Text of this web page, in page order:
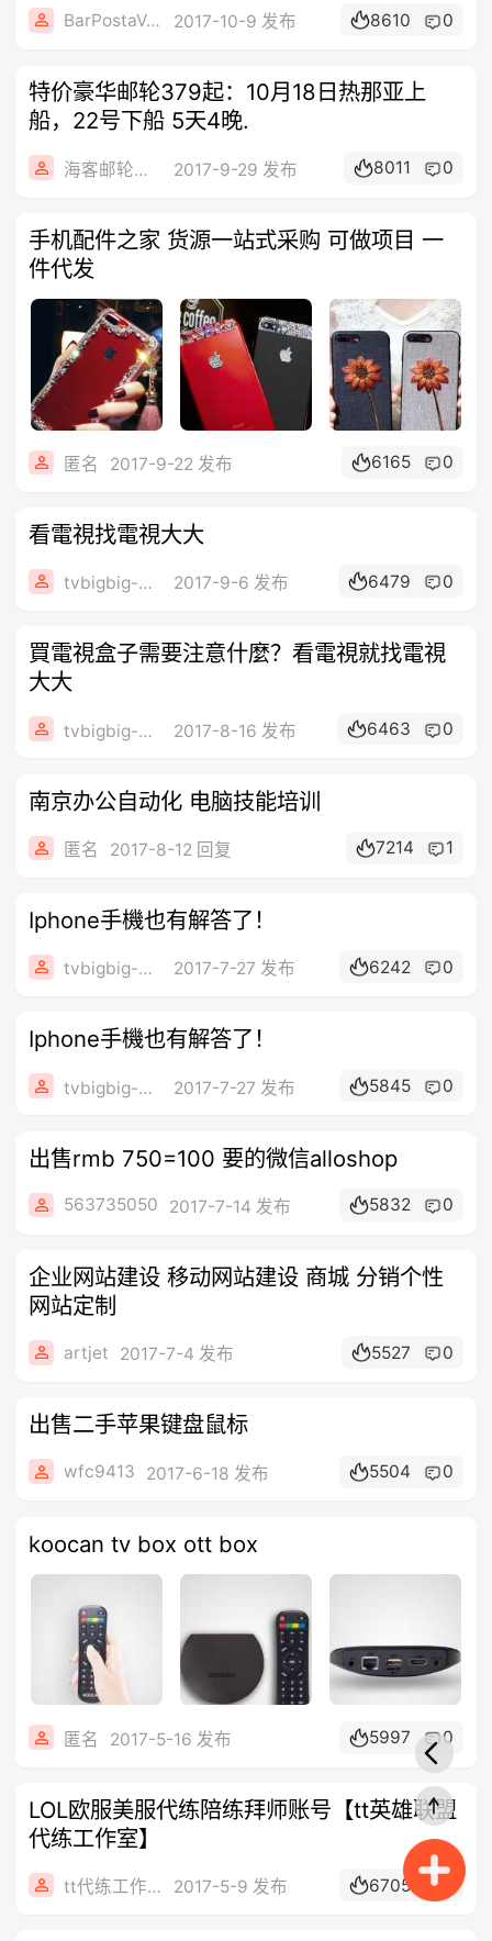
BarPostaVecchia 2017-10-9 发布 8610 0
特价豪华邮轮379起：10月18日热那亚上
船，22号下船 5天4晚.
海客邮轮旅行社 2017-9-29 发布 8011 0
手机配件之家 货源一站式采购 可做项目 一
件代发
匿名 2017-9-22 发布 6165 0
看電視找電視大大
tvbigbig-看台灣 2017-9-6 发布 6479 0
買電視盒子需要注意什麼？看電視就找電視
大大
tvbigbig-看台灣 2017-8-16 发布 6463 0
南京办公自动化 电脑技能培训
匿名 2017-8-12 回复 7214 1
Iphone手機也有解答了！
tvbigbig-看台灣 2017-7-27 发布 6242 0
Iphone手機也有解答了！
tvbigbig-看台灣 2017-7-27 发布 5845 0
出售rmb 750=100 要的微信alloshop
563735050 2017-7-14 发布 5832 0
企业网站建设 移动网站建设 商城 分销个性
网站定制
artjet 2017-7-4 发布 5527 0
出售二手苹果键盘鼠标
wfc9413 2017-6-18 发布 5504 0
koocan tv box ott box
匿名 2017-5-16 发布 5997 0
LOL欧服美服代练陪练拜师账号【tt英雄联盟
代练工作室】
tt代练工作室 2017-5-9 发布 6705